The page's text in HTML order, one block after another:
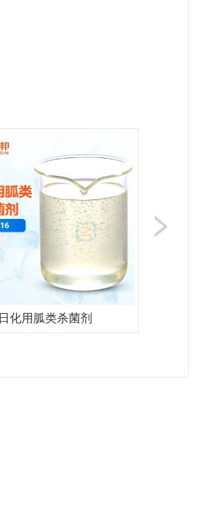
日化用胍类杀菌剂